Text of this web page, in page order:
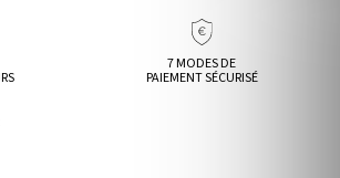
7 MODES DE
PAIEMENT SÉCURISÉ